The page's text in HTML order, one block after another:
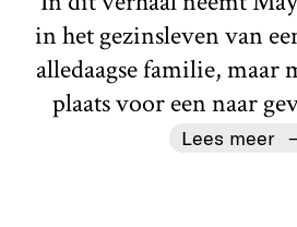
in het gezinsleven van
alledaagse familie, maar
plaats voor een naar
Lees meer